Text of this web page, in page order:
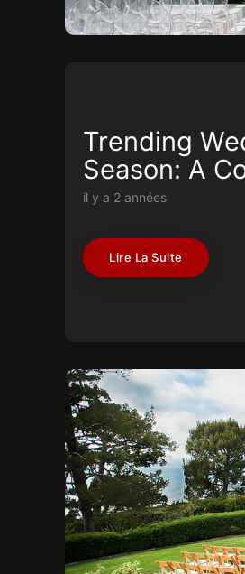
Trending
Season: A
il y a 2 années
Lire La Suite